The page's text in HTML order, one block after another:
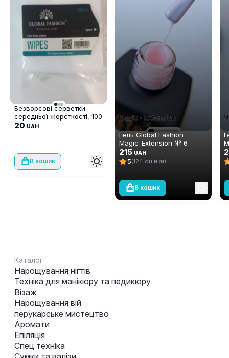
Безворсові серветки
середньої жорсткості, 100
шт
20 UAH
В кошик
Гель Global Fashion
Magic-Extension № 6
215 UAH
5(124 оцінки)
В кошик
Каталог
Нарощування нігтів
Техніка для манікюру та педикюру
Візаж
Нарощування вій
перукарське мистецтво
Аромати
Епіляція
Спец техніка